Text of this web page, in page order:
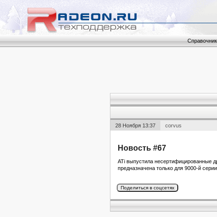
Справочник
28 Ноября 13:37 corvus
Новость #67
ATi выпустила несертифицированные
предназначена только для 9000-й